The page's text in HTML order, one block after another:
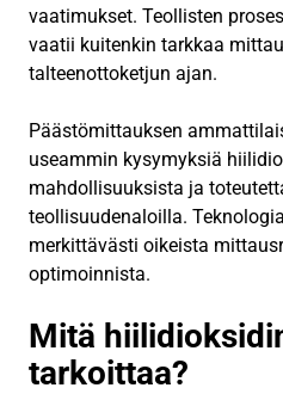
vaatimukset. Teollisten
vaatii kuitenkin tarkkaa
talteenottoketjun ajan.
Päästömittauksen
useammin kysymyksiä
mahdollisuuksista ja
teollisuudenaloilla.
merkittävästi oikeista
optimoinnista.
Mitä
tarkoittaa?